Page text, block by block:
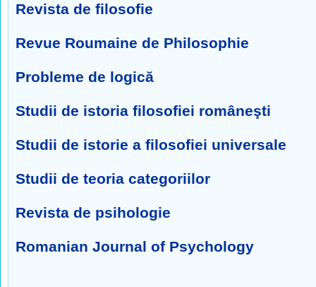
Revista de filosofie
Revue Roumaine de Philosophie
Probleme de logică
Studii de istoria filosofiei româneşti
Studii de istorie a filosofiei universale
Studii de teoria categoriilor
Revista de psihologie
Romanian Journal of Psychology